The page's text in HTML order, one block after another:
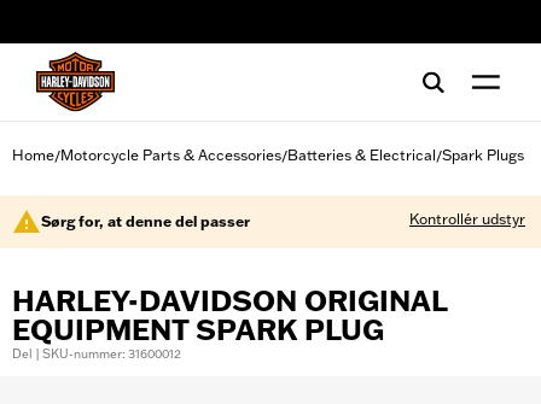
Home/Motorcycle Parts & Accessories/Batteries & Electrical/Spark Plugs
Sørg for, at denne del passer Kontrollér udstyr
HARLEY-DAVIDSON ORIGINAL
EQUIPMENT SPARK PLUG
Del | SKU-nummer: 31600012